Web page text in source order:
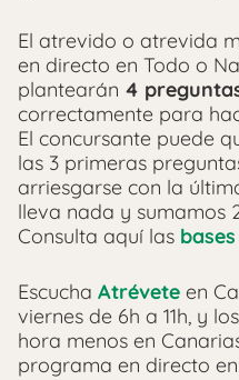
El atrevido o atrevida
en directo en Todo o
plantearán 4
correctamente para
El concursante puede
las 3 primeras
arriesgarse con la
lleva nada y sumamos
Consulta aquí las
Escucha Atrévete en
viernes de 6h a 11h, y
hora menos en
programa en directo